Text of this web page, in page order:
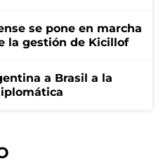
se pone en marcha
la gestión de Kicillof
a Brasil a la